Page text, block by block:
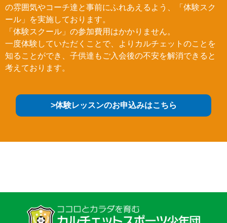
の雰囲気やコーチ達と事前にふれあえるよう、「体験スク
ール」を実施しております。
「体験スクール」の参加費用はかかりません。
一度体験していただくことで、よりカルチェットのことを
知ることができ、子供達もご入会後の不安を解消できると
考えております。
>体験レッスンのお申込みはこちら